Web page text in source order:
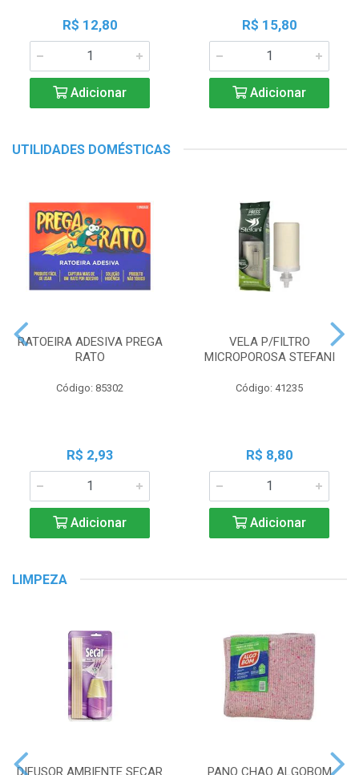
R$ 12,80
Adicionar
R$ 15,80
Adicionar
UTILIDADES DOMÉSTICAS
RATOEIRA ADESIVA PREGA
RATO
Código: 85302
R$ 2,93
Adicionar
VELA P/FILTRO
MICROPOROSA STEFANI
Código: 41235
R$ 8,80
Adicionar
LIMPEZA
DIFUSOR AMBIENTE SECAR PANO CHAO ALGOBOM